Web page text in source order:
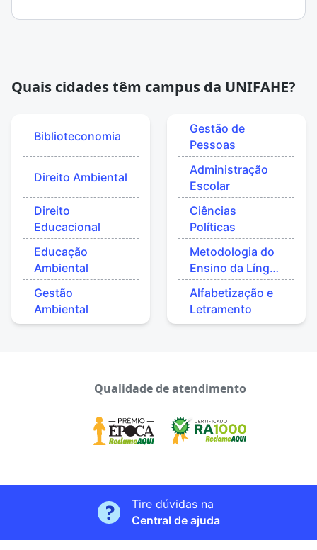
Quais cidades têm campus da UNIFAHE?
Biblioteconomia
Direito Ambiental
Direito
Educacional
Educação
Ambiental
Gestão
Ambiental
Gestão de
Pessoas
Administração
Escolar
Ciências
Políticas
Metodologia do
Ensino da Língua
Portuguesa
Alfabetização e
Letramento
Qualidade de atendimento
Tire dúvidas na
Central de ajuda